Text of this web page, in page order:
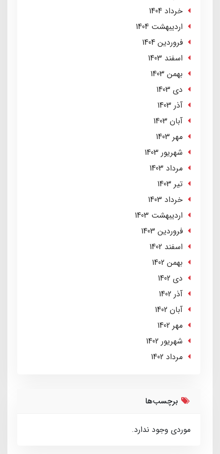
خرداد 1404
ارديبهشت 1404
فروردین 1404
اسفند 1403
بهمن 1403
دی 1403
آذر 1403
آبان 1403
مهر 1403
شهریور 1403
مرداد 1403
تير 1403
خرداد 1403
ارديبهشت 1403
فروردین 1403
اسفند 1402
بهمن 1402
دی 1402
آذر 1402
آبان 1402
مهر 1402
شهریور 1402
مرداد 1402
برچسب‌ها
موردی وجود ندارد.